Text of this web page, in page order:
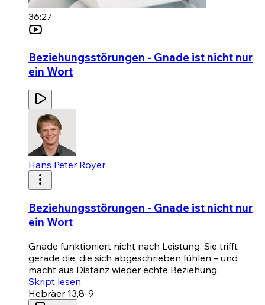
36:27
Beziehungsstörungen - Gnade ist nicht nur
ein Wort
Hans Peter Royer
Beziehungsstörungen - Gnade ist nicht nur
ein Wort
Gnade funktioniert nicht nach Leistung. Sie trifft
gerade die, die sich abgeschrieben fühlen – und
macht aus Distanz wieder echte Beziehung.
Skript lesen
Hebräer 13,8-9